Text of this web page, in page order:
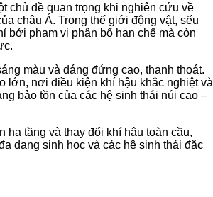
chủ đề quan trọng khi nghiên cứu về
châu Á. Trong thế giới động vật, sếu
bởi phạm vi phân bố hạn chế mà còn
màu và dáng đứng cao, thanh thoát.
lớn, nơi điều kiện khí hậu khắc nghiệt và
bảo tồn của các hệ sinh thái núi cao –
hạ tầng và thay đổi khí hậu toàn cầu,
dạng sinh học và các hệ sinh thái đặc